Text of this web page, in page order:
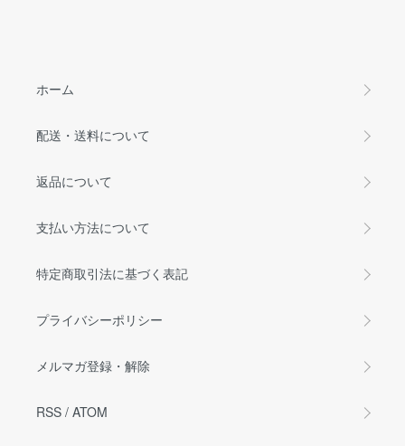
ホーム
配送・送料について
返品について
支払い方法について
特定商取引法に基づく表記
プライバシーポリシー
メルマガ登録・解除
RSS / ATOM